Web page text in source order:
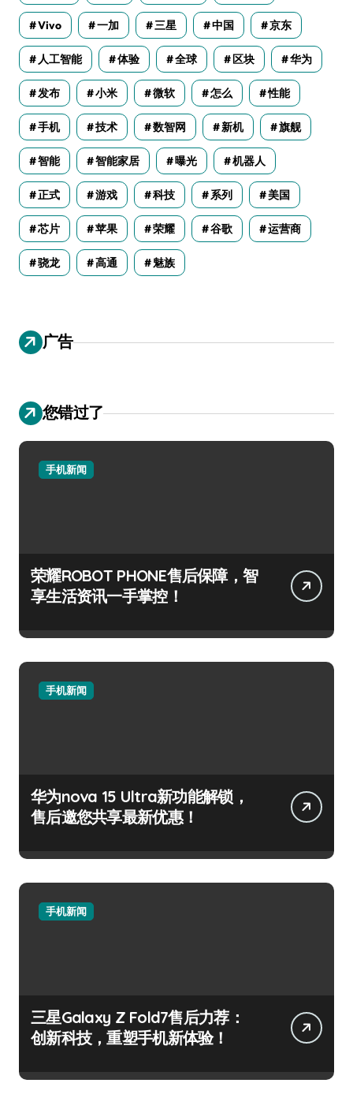
Vivo 一加 三星 中国 京东
人工智能 体验 全球 区块 华为
发布 小米 微软 怎么 性能
手机 技术 数智网 新机 旗舰
智能 智能家居 曝光 机器人
正式 游戏 科技 系列 美国
芯片 苹果 荣耀 谷歌 运营商
骁龙 高通 魅族
广告
您错过了
手机新闻
荣耀ROBOT PHONE售后保障，智
享生活资讯一手掌控！
手机新闻
华为nova 15 Ultra新功能解锁，
售后邀您共享最新优惠！
手机新闻
三星Galaxy Z Fold7售后力荐：
创新科技，重塑手机新体验！